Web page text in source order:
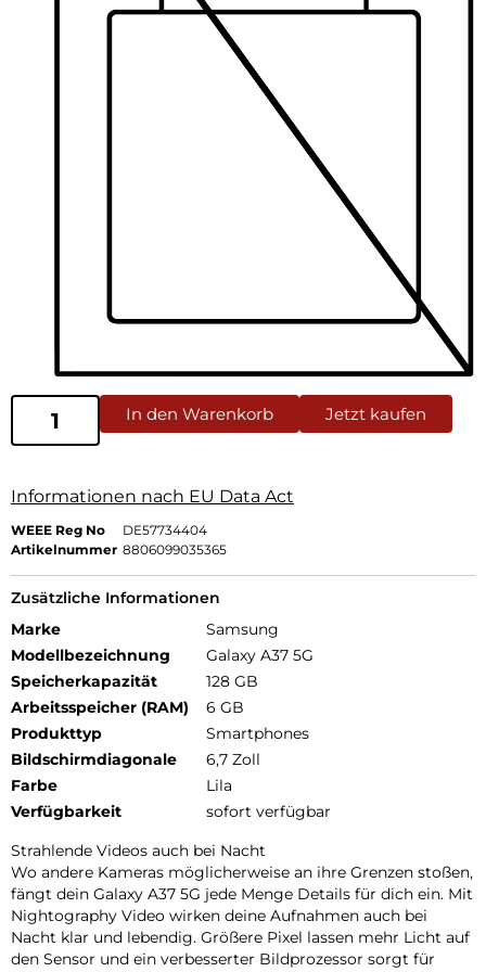
In den Warenkorb Jetzt kaufen
Informationen nach EU Data Act
WEEE Reg No
DE57734404
Artikelnummer 8806099035365
Zusätzliche Informationen
Marke
Samsung
Modellbezeichnung
Galaxy A37 5G
Speicherkapazität
128 GB
Arbeitsspeicher (RAM)
6 GB
Produkttyp
Smartphones
Bildschirmdiagonale
6,7 Zoll
Farbe
Lila
Verfügbarkeit
sofort verfügbar
Strahlende Videos auch bei Nacht
Wo andere Kameras möglicherweise an ihre Grenzen stoßen,
fängt dein Galaxy A37 5G jede Menge Details für dich ein. Mit
Nightography Video wirken deine Aufnahmen auch bei
Nacht klar und lebendig. Größere Pixel lassen mehr Licht auf
den Sensor und ein verbesserter Bildprozessor sorgt für